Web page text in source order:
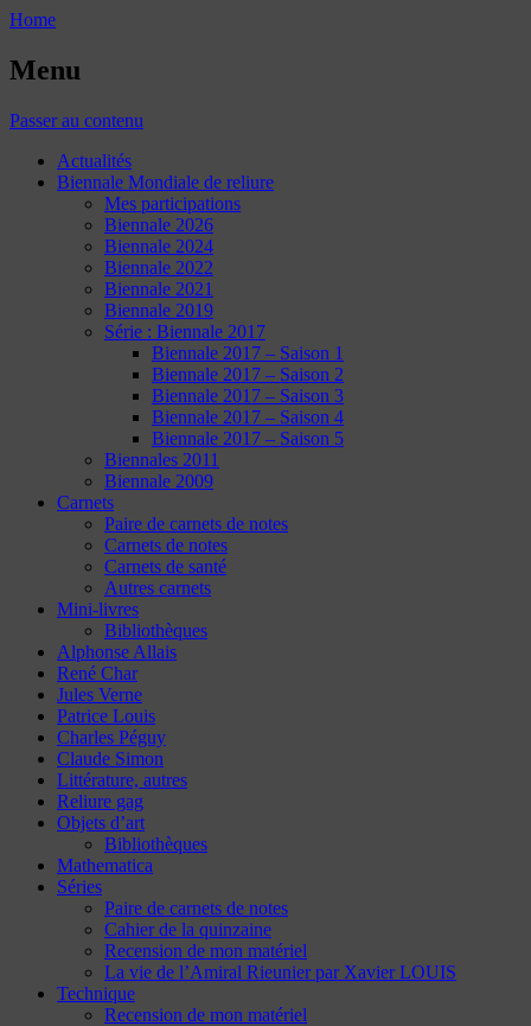
Home
Menu
Passer au contenu
Actualités
Biennale Mondiale de reliure
Mes participations
Biennale 2026
Biennale 2024
Biennale 2022
Biennale 2021
Biennale 2019
Série : Biennale 2017
Biennale 2017 – Saison 1
Biennale 2017 – Saison 2
Biennale 2017 – Saison 3
Biennale 2017 – Saison 4
Biennale 2017 – Saison 5
Biennales 2011
Biennale 2009
Carnets
Paire de carnets de notes
Carnets de notes
Carnets de santé
Autres carnets
Mini-livres
Bibliothèques
Alphonse Allais
René Char
Jules Verne
Patrice Louis
Charles Péguy
Claude Simon
Littérature, autres
Reliure gag
Objets d’art
Bibliothèques
Mathematica
Séries
Paire de carnets de notes
Cahier de la quinzaine
Recension de mon matériel
La vie de l’Amiral Rieunier par Xavier LOUIS
Technique
Recension de mon matériel